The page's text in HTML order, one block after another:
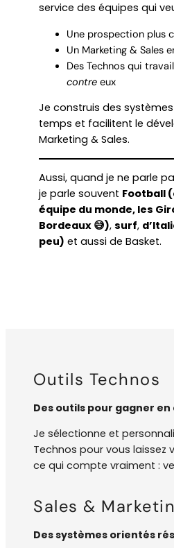
service des équipes qui
Une prospection plus
Un Marketing & Sales
Des Technos qui
contre eux
Je construis des
temps et facilitent le
Marketing & Sales.
Aussi, quand je ne parle
je parle souvent Football
équipe du monde, les
Bordeaux 😅), surf,
peu) et aussi de Basket.
Outils Technos
Des outils pour gagner
Je sélectionne et
Technos pour vous laissez
ce qui compte vraiment :
Sales &
Des systèmes orientés